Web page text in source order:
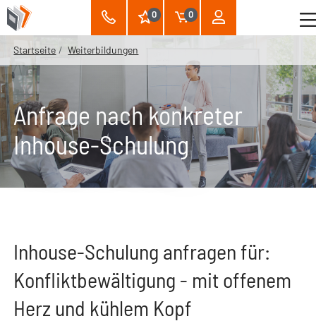
0 0
Startseite Weiterbildungen
Anfrage nach konkreter
Inhouse-Schulung
Inhouse-Schulung anfragen für:
Konfliktbewältigung - mit offenem
Herz und kühlem Kopf